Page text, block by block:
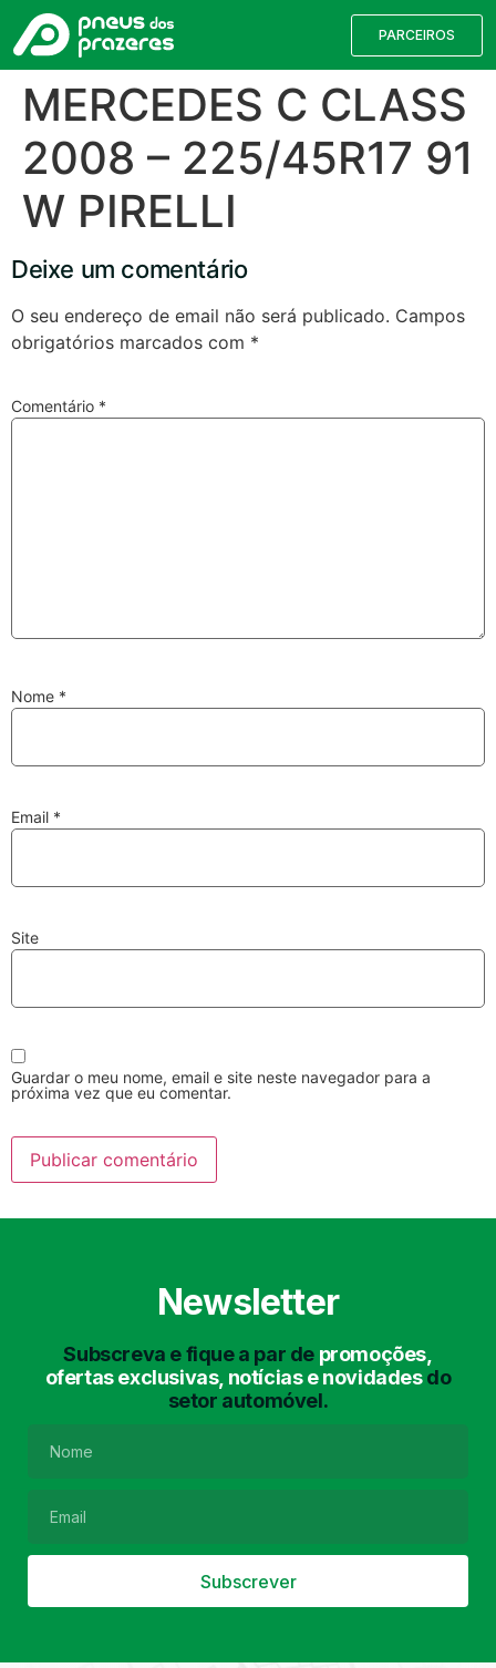
PARCEIROS
MERCEDES C CLASS
2008 – 225/45R17 91
W PIRELLI
Deixe um comentário
O seu endereço de email não será publicado. Campos
obrigatórios marcados com *
Comentário *
Nome *
Email *
Site
Guardar o meu nome, email e site neste navegador para a
próxima vez que eu comentar.
Newsletter
Subscreva e fique a par de promoções,
ofertas exclusivas, notícias e novidadesdo
setor automóvel.
Subscrever
Encontre o pneu correto para a sua
Válvulas TPMS
Discos e Pastilhas
Amortecedores
Lavagem Manual
Lavagem de Chassis Matrículas
Filtro de Partículas Óleos